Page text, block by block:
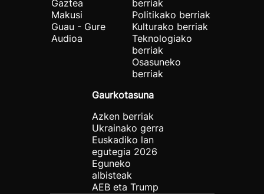
Gaztea
Makusi
Guau - Gure
Audioa
berriak
Politikako berriak
Kulturako berriak
Teknologiako
berriak
Osasuneko
berriak
Gaurkotasuna
Azken berriak
Ukrainako gerra
Euskadiko lan
egutegia 2026
Eguneko
albisteak
AEB eta Trump